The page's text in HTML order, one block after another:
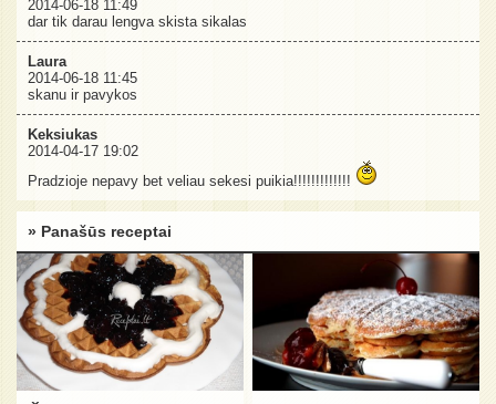
2014-06-18 11:49
dar tik darau lengva skista sikalas
Laura
2014-06-18 11:45
skanu ir pavykos
Keksiukas
2014-04-17 19:02
Pradzioje nepavy bet veliau sekesi puikia!!!!!!!!!!!!!
» Panašūs receptai